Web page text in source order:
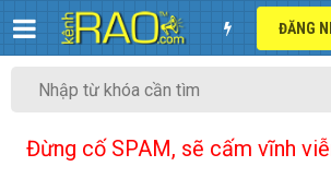
Đừng cố SPAM, sẽ cấm vĩnh